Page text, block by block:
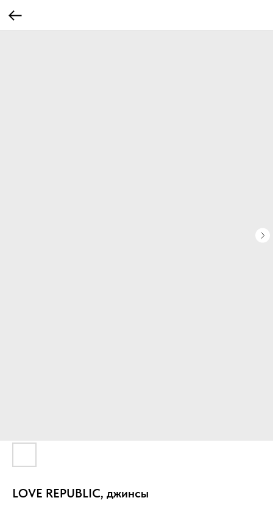
LOVE REPUBLIC, джинсы